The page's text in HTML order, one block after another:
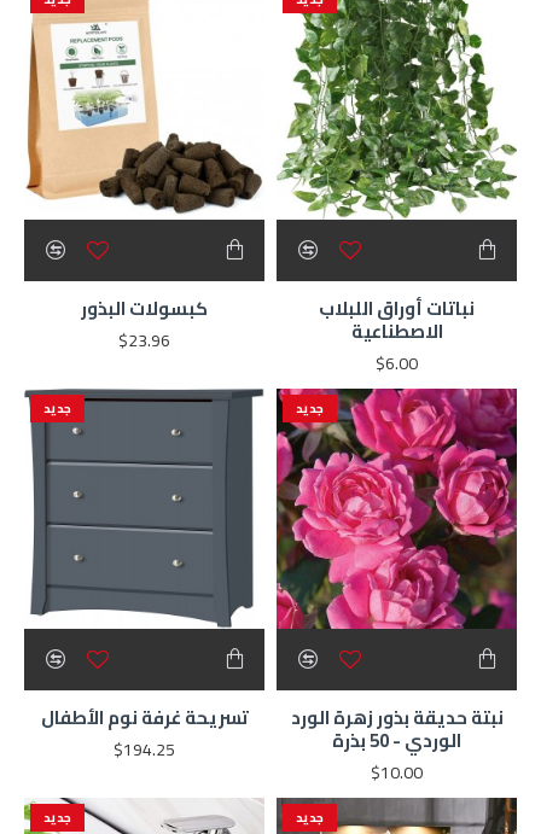
نباتات أوراق اللبلاب
الاصطناعية
$6.00
كبسولات البذور
$23.96
جديد
نبتة حديقة بذور زهرة الورد
الوردي - 50 بذرة
$10.00
جديد
تسريحة غرفة نوم الأطفال
$194.25
جديد جديد